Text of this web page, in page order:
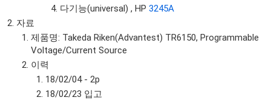
다기능(universal) , HP3245A
자료
제품명: Takeda Riken(Advantest) TR6150, Programmable
Voltage/Current Source
이력
18/02/04 - 2p
18/02/23 입고